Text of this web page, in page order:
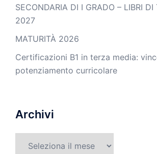
SECONDARIA DI I GRADO – LIBRI
2027
MATURITÀ 2026
Certificazioni B1 in terza media:
potenziamento curricolare
Archivi